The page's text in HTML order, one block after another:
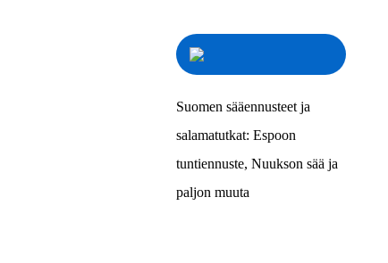
Suomen sääennusteet ja
salamatutkat: Espoon
tuntiennuste, Nuukson sää ja
paljon muuta